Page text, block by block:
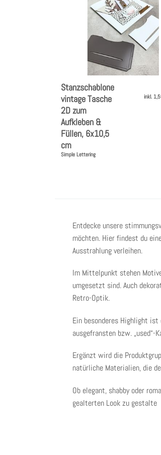
Stanzschablone
vintage Tasche
2D zum
Aufkleben &
Füllen, 6x10,5
cm
Simple Lettering
inkl.
Entdecke unsere
möchten. Hier findest du
Ausstrahlung verleihen.
Im Mittelpunkt stehen
umgesetzt sind. Auch
Retro-Optik.
Ein besonderes Highlight ist
ausgefransten bzw.
Ergänzt wird die
natürliche Materialien, die
Ob elegant, shabby oder
gealterten Look zu gestalte